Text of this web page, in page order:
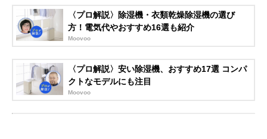
〈プロ解説〉除湿機・衣類乾燥除湿機の選び
方！電気代やおすすめ16選も紹介
Moovoo
〈プロ解説〉安い除湿機、おすすめ17選 コンパ
クトなモデルにも注目
Moovoo